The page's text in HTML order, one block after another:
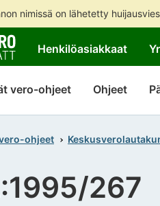
nimissä on lähetetty
Henkilöasiakkaat
vero-ohjeet Ohjeet
ohjeet
267